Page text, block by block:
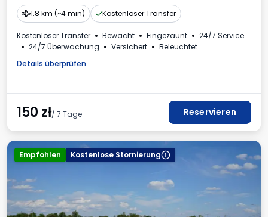
1.8 km (~4 min)
Kostenloser Transfer
Kostenloser Transfer Bewacht Eingezäunt
24/7 Service
24/7 Überwachung
Versichert
Beleuchtet
Details überprüfen
150 zł/ 7 Tage Reservieren
Empfohlen Kostenlose Stornierung